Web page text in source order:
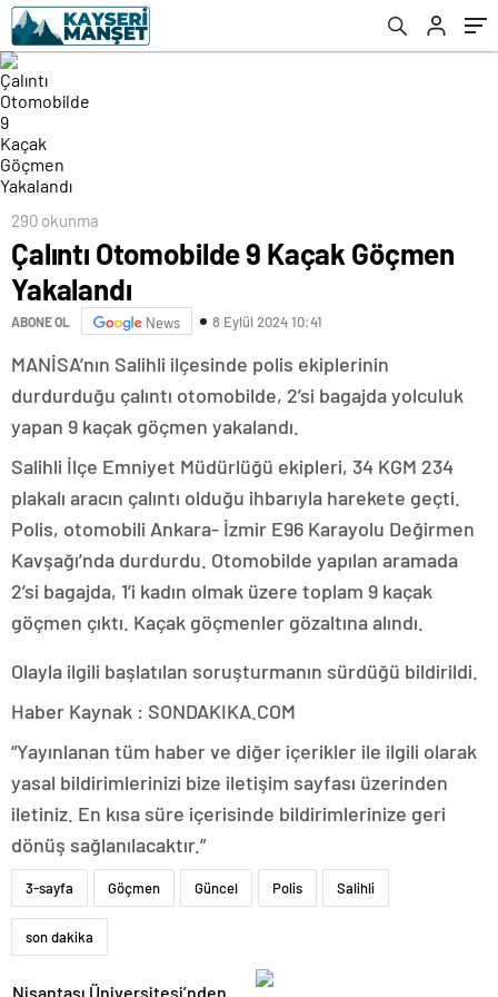
290 okunma
Çalıntı Otomobilde 9 Kaçak Göçmen
Yakalandı
ABONE OL News 8 Eylül 2024 10:41
MANİSA’nın Salihli ilçesinde polis ekiplerinin
durdurduğu çalıntı otomobilde, 2’si bagajda yolculuk
yapan 9 kaçak göçmen yakalandı.
Salihli İlçe Emniyet Müdürlüğü ekipleri, 34 KGM 234
plakalı aracın çalıntı olduğu ihbarıyla harekete geçti.
Polis, otomobili Ankara- İzmir E96 Karayolu Değirmen
Kavşağı’nda durdurdu. Otomobilde yapılan aramada
2’si bagajda, 1’i kadın olmak üzere toplam 9 kaçak
göçmen çıktı. Kaçak göçmenler gözaltına alındı.
Olayla ilgili başlatılan soruşturmanın sürdüğü bildirildi.
Haber Kaynak : SONDAKIKA.COM
“Yayınlanan tüm haber ve diğer içerikler ile ilgili olarak
yasal bildirimlerinizi bize iletişim sayfası üzerinden
iletiniz. En kısa süre içerisinde bildirimlerinize geri
dönüş sağlanılacaktır.”
3-sayfa Göçmen Güncel Polis Salihli
son dakika
Nişantaşı Üniversitesi’nden